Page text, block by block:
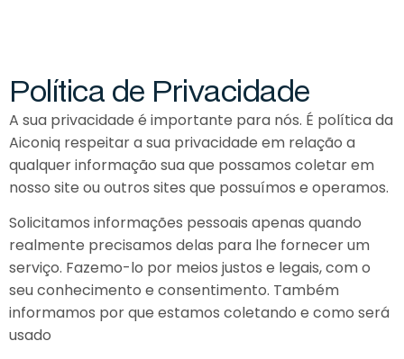
Política de Privacidade
A sua privacidade é importante para nós. É política da
Aiconiq respeitar a sua privacidade em relação a
qualquer informação sua que possamos coletar em
nosso site ou outros sites que possuímos e operamos.
Solicitamos informações pessoais apenas quando
realmente precisamos delas para lhe fornecer um
serviço. Fazemo-lo por meios justos e legais, com o
seu conhecimento e consentimento. Também
informamos por que estamos coletando e como será
usado